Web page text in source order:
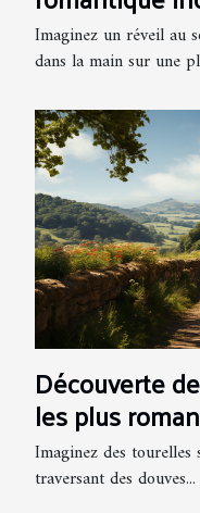
mer
Imaginez un réveil au
dans la main sur une
Découverte
les plus
Imaginez des tourelles
traversant des douves...